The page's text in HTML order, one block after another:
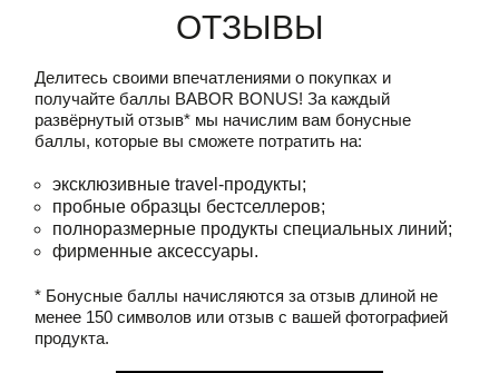
Отзывы
Делитесь своими впечатлениями о покупках и
получайте баллы BABOR BONUS! За каждый
развёрнутый отзыв* мы начислим вам бонусные
баллы, которые вы сможете потратить на:
эксклюзивные travel-продукты;
пробные образцы бестселлеров;
полноразмерные продукты специальных линий;
фирменные аксессуары.
* Бонусные баллы начисляются за отзыв длиной не
менее 150 символов или отзыв с вашей фотографией
продукта.